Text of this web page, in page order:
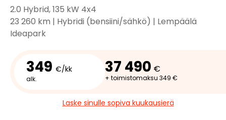
2.0 Hybrid, 135 kW 4x4
23 260 km | Hybridi (bensiini/sähkö) | Lempäälä
Ideapark
349 €/kk
alk.
37 490 €
+ toimistomaksu 349 €
Laske sinulle sopiva kuukausierä